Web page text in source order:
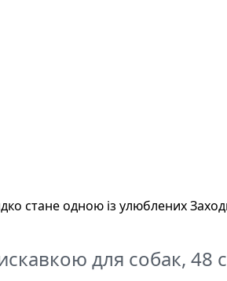
стане одною із улюблених
для собак, 48